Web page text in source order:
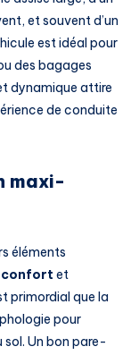
et souvent d’un
est idéal pour
des bagages
dynamique attire
de conduite
maxi-
éléments
confort et
primordial que la
pour
sol. Un bon pare-